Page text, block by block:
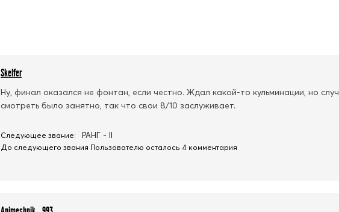
Skelfer
Ну, финал оказался не фонтан, если честно. Ждал какой-то кульминации, но
смотреть было занятно, так что свои 8/10 заслуживает.
Следующее звание: РАНГ - II
До следующего звания Пользователю осталось 4 комментария